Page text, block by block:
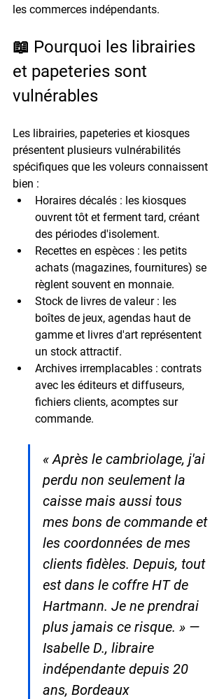
les commerces indépendants.
📖 Pourquoi les librairies
et papeteries sont
vulnérables
Les librairies, papeteries et kiosques
présentent plusieurs vulnérabilités
spécifiques que les voleurs connaissent
bien :
Horaires décalés : les kiosques
ouvrent tôt et ferment tard, créant
des périodes d'isolement.
Recettes en espèces : les petits
achats (magazines, fournitures) se
règlent souvent en monnaie.
Stock de livres de valeur : les
boîtes de jeux, agendas haut de
gamme et livres d'art représentent
un stock attractif.
Archives irremplacables : contrats
avec les éditeurs et diffuseurs,
fichiers clients, acomptes sur
commande.
« Après le cambriolage, j'ai
perdu non seulement la
caisse mais aussi tous
mes bons de commande et
les coordonnées de mes
clients fidèles. Depuis, tout
est dans le coffre HT de
Hartmann. Je ne prendrai
plus jamais ce risque. » —
Isabelle D., libraire
indépendante depuis 20
ans, Bordeaux